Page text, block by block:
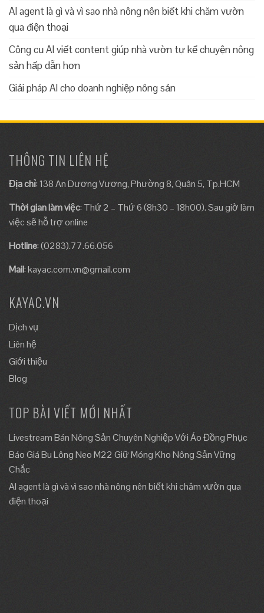
AI agent là gì và vì sao nhà nông nên biết khi chăm vườn
qua điện thoại
Công cụ AI viết content giúp nhà vườn tự kể chuyện nông
sản hấp dẫn hơn
Giải pháp AI cho doanh nghiệp nông sản
THÔNG TIN LIÊN HỆ
Địa chỉ: 138 An Dương Vương, Phường 8, Quân 5, Tp.HCM
Thời gian làm việc: Thứ 2 – Thứ 6 (8h30 – 18h00). Sau giờ làm
việc sẽ hỗ trợ online
Hotline: (0283).77.66.056
Mail:kayac.com.vn@gmail.com
KAYAC.VN
Dịch vụ
Liên hệ
Giới thiệu
Blog
TOP BÀI VIẾT MỚI NHẤT
Livestream Bán Nông Sản Chuyên Nghiệp Với Áo Đồng Phục
Báo Giá Bu Lông Neo M22 Giữ Móng Kho Nông Sản Vững
Chắc
AI agent là gì và vì sao nhà nông nên biết khi chăm vườn qua
điện thoại